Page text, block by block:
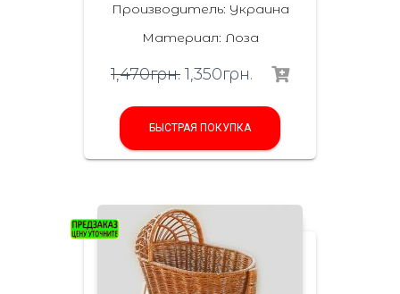
Производитель: Украина
Материал: Лоза
1,470грн. 1,350грн.
БЫСТРАЯ ПОКУПКА